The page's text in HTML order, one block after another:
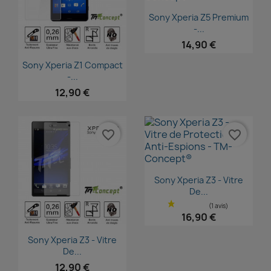
Aperçu rapide
Sony Xperia Z1 Compact
-...
12,90 €
Aperçu rapide
Sony Xperia Z5 Premium
-...
14,90 €
Aperçu rapide
Sony Xperia Z3 - Vitre
De...
12,90 €
favorite_border
Aperçu rapide
Sony Xperia Z3 - Vitre
De...
16,90 €
favorite_border